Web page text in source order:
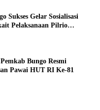
Sukses Gelar Sosialisasi
Pelaksanaan Pilrio
Bungo Resmi
Pawai HUT RI Ke-81